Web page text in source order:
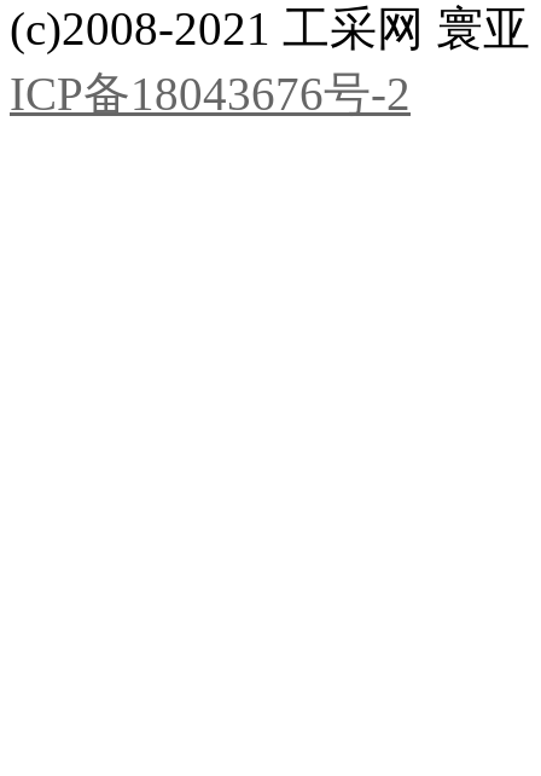
(c)2008-2021 工采网 寰
ICP备18043676号-2